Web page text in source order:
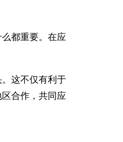
都重要。在应
这不仅有利于
合作，共同应